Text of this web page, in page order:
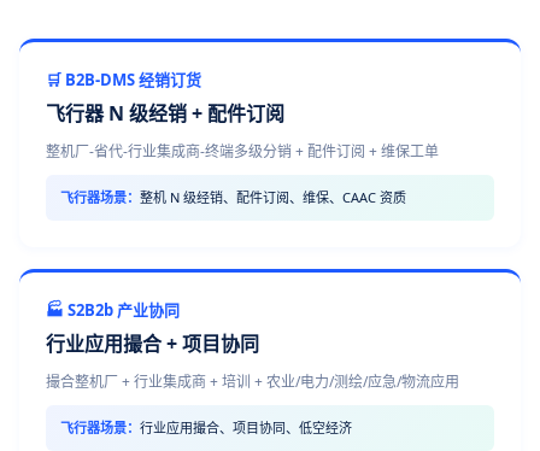
🛒 B2B-DMS 经销订货
飞行器 N 级经销 + 配件订阅
整机厂-省代-行业集成商-终端多级分销 + 配件订阅 + 维保工单
飞行器场景： 整机 N 级经销、配件订阅、维保、CAAC 资质
🏭 S2B2b 产业协同
行业应用撮合 + 项目协同
撮合整机厂 + 行业集成商 + 培训 + 农业/电力/测绘/应急/物流应用
飞行器场景： 行业应用撮合、项目协同、低空经济